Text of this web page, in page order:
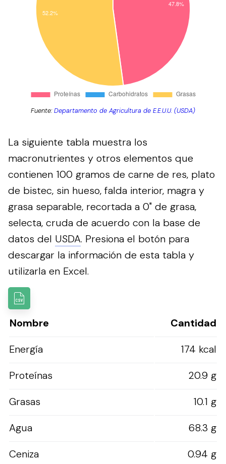
Fuente:Departamento de Agricultura de E.E.U.U. (USDA)
La siguiente tabla muestra los
macronutrientes y otros elementos que
contienen 100 gramos de carne de res, plato
de bistec, sin hueso, falda interior, magra y
grasa separable, recortada a 0" de grasa,
selecta, cruda de acuerdo con la base de
datos del USDA. Presiona el botón para
descargar la información de esta tabla y
utilizarla en Excel.
Nombre
Cantidad
Energía
174 kcal
Proteínas
20.9 g
Grasas
10.1 g
Agua
68.3 g
Ceniza
0.94 g